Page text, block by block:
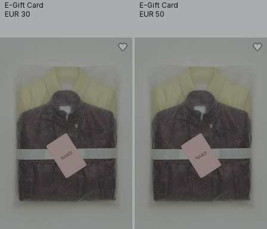
E-Gift Card
EUR 30
E-Gift Card
EUR 50